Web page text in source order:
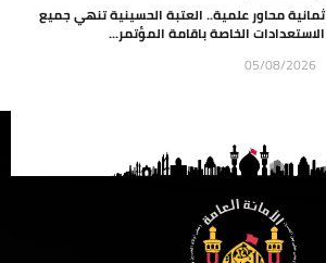
ثمانية محاور علمية.. العتبة الحسينية تنهي جميع
الاستعدادات الخاصة باقامة المؤتمر...
05/08/2026